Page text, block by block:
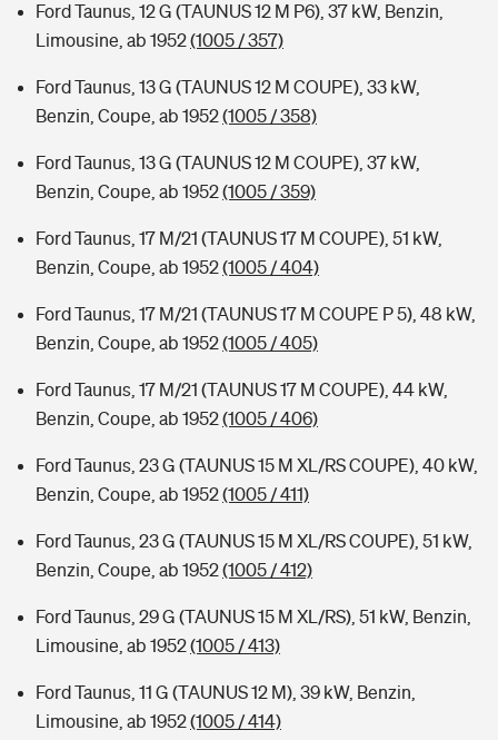
Ford Taunus, 12 G (TAUNUS 12 M P6), 37 kW, Benzin,
Limousine, ab 1952(1005 / 357)
Ford Taunus, 13 G (TAUNUS 12 M COUPE), 33 kW,
Benzin, Coupe, ab 1952(1005 / 358)
Ford Taunus, 13 G (TAUNUS 12 M COUPE), 37 kW,
Benzin, Coupe, ab 1952(1005 / 359)
Ford Taunus, 17 M/21 (TAUNUS 17 M COUPE), 51 kW,
Benzin, Coupe, ab 1952(1005 / 404)
Ford Taunus, 17 M/21 (TAUNUS 17 M COUPE P 5), 48 kW,
Benzin, Coupe, ab 1952(1005 / 405)
Ford Taunus, 17 M/21 (TAUNUS 17 M COUPE), 44 kW,
Benzin, Coupe, ab 1952(1005 / 406)
Ford Taunus, 23 G (TAUNUS 15 M XL/RS COUPE), 40 kW,
Benzin, Coupe, ab 1952(1005 / 411)
Ford Taunus, 23 G (TAUNUS 15 M XL/RS COUPE), 51 kW,
Benzin, Coupe, ab 1952(1005 / 412)
Ford Taunus, 29 G (TAUNUS 15 M XL/RS), 51 kW, Benzin,
Limousine, ab 1952(1005 / 413)
Ford Taunus, 11 G (TAUNUS 12 M), 39 kW, Benzin,
Limousine, ab 1952(1005 / 414)